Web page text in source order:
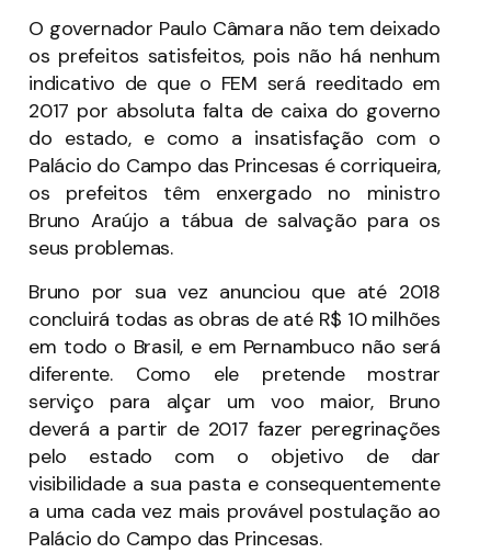
O governador Paulo Câmara não tem deixado
os prefeitos satisfeitos, pois não há nenhum
indicativo de que o FEM será reeditado em
2017 por absoluta falta de caixa do governo
do estado, e como a insatisfação com o
Palácio do Campo das Princesas é corriqueira,
os prefeitos têm enxergado no ministro
Bruno Araújo a tábua de salvação para os
seus problemas.
Bruno por sua vez anunciou que até 2018
concluirá todas as obras de até R$ 10 milhões
em todo o Brasil, e em Pernambuco não será
diferente. Como ele pretende mostrar
serviço para alçar um voo maior, Bruno
deverá a partir de 2017 fazer peregrinações
pelo estado com o objetivo de dar
visibilidade a sua pasta e consequentemente
a uma cada vez mais provável postulação ao
Palácio do Campo das Princesas.